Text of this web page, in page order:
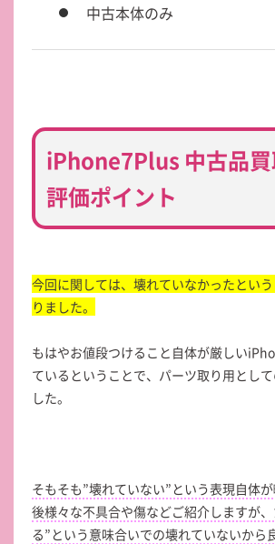
中古本体のみ
iPhone7Plus 中古品
評価ポイント
今回に関しては、壊れていなかったとい
りました。
もはやお値段つけること自体が厳しい
ているということで、パーツ取り用とし
した。
そもそも”壊れていない”という表現自体
後様々な不具合や傷などご紹介しますが
る”という意味合いでの壊れていないから